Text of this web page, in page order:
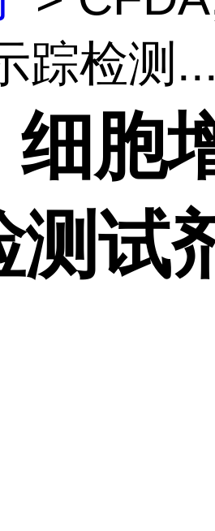
踪检测...
胞
试